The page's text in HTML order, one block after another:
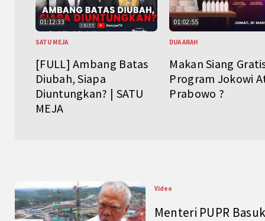
01:12:33
SATU MEJA
[FULL] Ambang Batas
Diubah, Siapa
Diuntungkan? | SATU
MEJA
01:02:55
DUA ARAH
Makan Siang
Program Jokowi
Prabowo ?
Video
Menteri PUPR